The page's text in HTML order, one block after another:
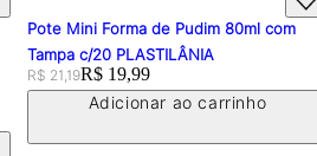
Pote Mini Forma de Pudim 80ml com
Tampa c/20 PLASTILÂNIA
Original price:
R$ 21,19Price:
R$ 19,99
Adicionar ao carrinho